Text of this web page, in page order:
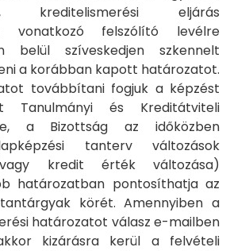
kreditelismerési eljárás
vonatkozó felszólító levélre
belül szíveskedjen szkennelt
a korábban kapott határozatot.
továbbítani fogjuk a képzést
Tanulmányi és Kreditátviteli
a Bizottság az időközben
tanterv változások
kredit érték változása)
határozatban pontosíthatja az
körét. Amennyiben a
határozatot válasz e-mailben
kizárásra kerül a felvételi